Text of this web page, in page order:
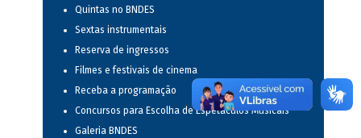
Quintas no BNDES
Sextas instrumentais
Reserva de ingressos
Filmes e festivais de cinema
Receba a programação
Concursos para Escolha de Espetáculos Musicais
Galeria BNDES